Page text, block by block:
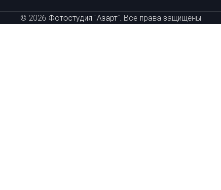
© 2026 Фотостудия "Азарт". Все права защищены